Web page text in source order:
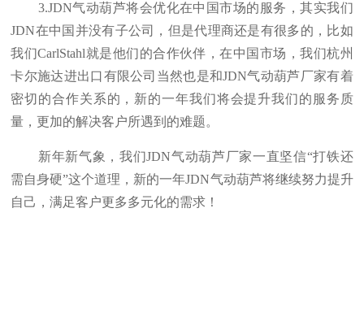
3.JDN气动葫芦将会优化在中国市场的服务，其实我们
JDN在中国并没有子公司，但是代理商还是有很多的，比如
我们CarlStahl就是他们的合作伙伴，在中国市场，我们杭州
卡尔施达进出口有限公司当然也是和JDN气动葫芦厂家有着
密切的合作关系的，新的一年我们将会提升我们的服务质
量，更加的解决客户所遇到的难题。
新年新气象，我们JDN气动葫芦厂家一直坚信“打铁还
需自身硬”这个道理，新的一年JDN气动葫芦将继续努力提升
自己，满足客户更多多元化的需求！